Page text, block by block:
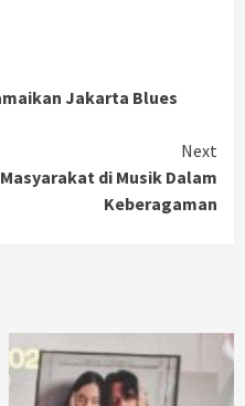
Jakarta Blues
Next
di Musik Dalam
Keberagaman